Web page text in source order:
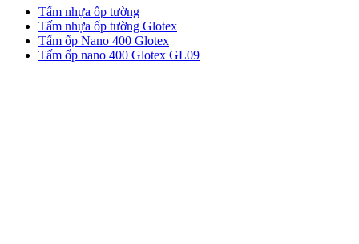
Tấm nhựa ốp tường
Tấm nhựa ốp tường Glotex
Tấm ốp Nano 400 Glotex
Tấm ốp nano 400 Glotex GL09